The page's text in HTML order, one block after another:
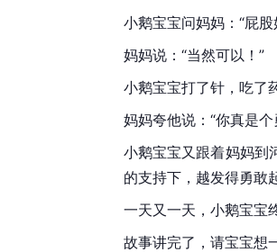
小鹅宝宝问妈妈：“屁
妈妈说：“当然可以！”
小鹅宝宝打了针，吃了
妈妈夸他说：“你真是
小鹅宝宝又跟着妈妈到
的支持下，越发得勇敢
一天又一天，小鹅宝宝
故事讲完了，请宝宝想